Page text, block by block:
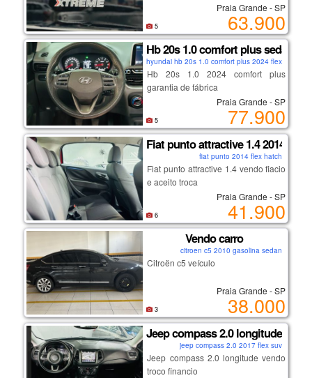
Praia Grande - SP
63.900
5
Hb 20s 1.0 comfort plus sedan
hyundai hb 20s 1.0 comfort plus 2024 flex sedan
Hb 20s 1.0 2024 comfort plus
garantia de fábrica
Praia Grande - SP
77.900
5
Fiat punto attractive 1.4 2014
fiat punto 2014 flex hatch
Fiat punto attractive 1.4 vendo fiacio
e aceito troca
Praia Grande - SP
41.900
6
Vendo carro
citroen c5 2010 gasolina sedan
Citroën c5 veículo
Praia Grande - SP
38.000
3
Jeep compass 2.0 longitude
jeep compass 2.0 2017 flex suv
Jeep compass 2.0 longitude vendo
troco financio